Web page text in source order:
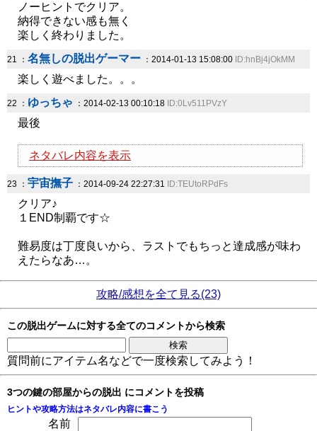
ノーヒントでクリア。
納得できない感も無く
楽しく終わりました。
21 ： 名無しの脱出ゲーマー ：2014-01-13 15:08:00 ID:hnBj4jOkMM
楽しく遊べました。。。
22 ： ゆっちゃ ：2014-02-13 00:10:18 ID:0Lv511PVzY
最後
ネタバレ内容を表示
23 ： 宇宙撫子 ：2014-09-24 22:27:31 ID:TEUtoRPdFs
クリア♪
１END制覇です☆
難易度は丁度良いから、ラストでもちっと達成感が味わ
えたらなあ…。
攻略/感想を全て見る(23)
この脱出ゲームに対する全てのコメントから検索
質問前にアイテム名などで一度検索してみよう！
3つの鍵の部屋からの脱出 にコメントを投稿
ヒントや攻略方法はネタバレ内容に書こう
名前